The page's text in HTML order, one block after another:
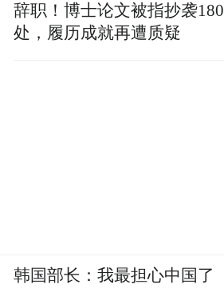
辞职！博士论文被指抄袭180
处，履历成就再遭质疑
韩国部长：我最担心中国了